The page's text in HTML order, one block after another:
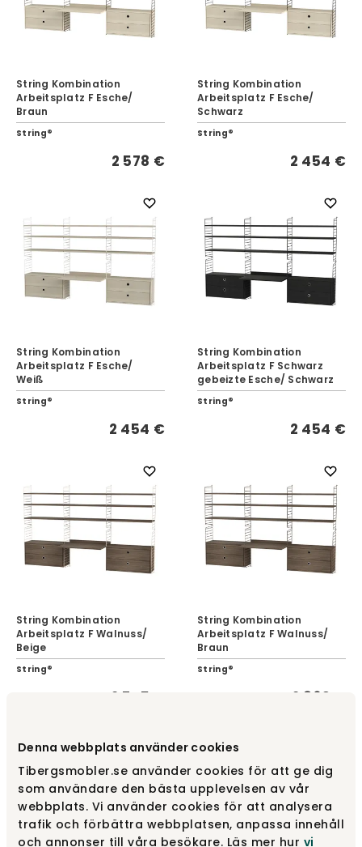
Denna webbplats använder cookies
Tibergsmobler.se använder cookies för att ge dig
som användare den bästa upplevelsen av vår
webbplats. Vi använder cookies för att analysera
trafik och förbättra webbplatsen, anpassa innehåll
och annonser till våra besökare. Läs mer hur vi
String Kombination
Arbeitsplatz F Esche/
Braun
String®
2 578 €
String Kombination
Arbeitsplatz F Esche/
Schwarz
String®
2 454 €
String Kombination
Arbeitsplatz F Esche/
Weiß
String®
2 454 €
String Kombination
Arbeitsplatz F Schwarz
gebeizte Esche/ Schwarz
String®
2 454 €
String Kombination
Arbeitsplatz F Walnuss/
Beige
String®
2 745 €
String Kombination
Arbeitsplatz F Walnuss/
Braun
String®
2 869 €